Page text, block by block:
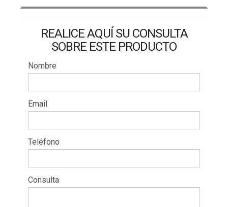
REALICE AQUÍ SU CONSULTA
SOBRE ESTE PRODUCTO
Nombre
Email
Teléfono
Consulta